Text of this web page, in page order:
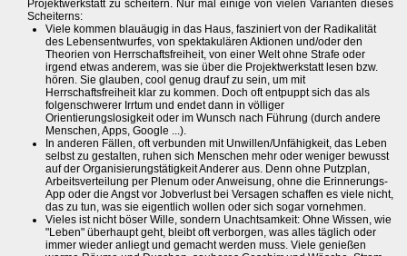
Projektwerkstatt zu scheitern. Nur mal einige von vielen Varianten dieses
Scheiterns:
Viele kommen blauäugig in das Haus, fasziniert von der Radikalität
des Lebensentwurfes, von spektakulären Aktionen und/oder den
Theorien von Herrschaftsfreiheit, von einer Welt ohne Strafe oder
irgend etwas anderem, was sie über die Projektwerkstatt lesen bzw.
hören. Sie glauben, cool genug drauf zu sein, um mit
Herrschaftsfreiheit klar zu kommen. Doch oft entpuppt sich das als
folgenschwerer Irrtum und endet dann in völliger
Orientierungslosigkeit oder im Wunsch nach Führung (durch andere
Menschen, Apps, Google ...).
In anderen Fällen, oft verbunden mit Unwillen/Unfähigkeit, das Leben
selbst zu gestalten, ruhen sich Menschen mehr oder weniger bewusst
auf der Organisierungstätigkeit Anderer aus. Denn ohne Putzplan,
Arbeitsverteilung per Plenum oder Anweisung, ohne die Erinnerungs-
App oder die Angst vor Jobverlust bei Versagen schaffen es viele nicht,
das zu tun, was sie eigentlich wollen oder sich sogar vornehmen.
Vieles ist nicht böser Wille, sondern Unachtsamkeit: Ohne Wissen, wie
"Leben" überhaupt geht, bleibt oft verborgen, was alles täglich oder
immer wieder anliegt und gemacht werden muss. Viele genießen